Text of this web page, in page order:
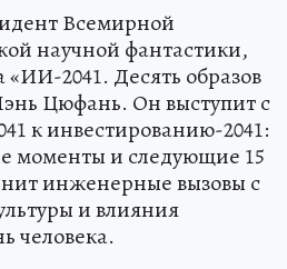
Всемирной
научной фантастики,
«ИИ-2041. Десять образов
Цюфань. Он выступит с
к инвестированию-2041:
моменты и следующие 15
инженерные вызовы с
и влияния
человека.